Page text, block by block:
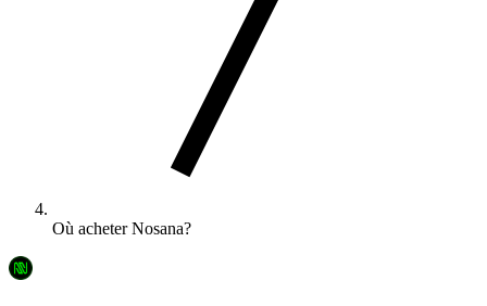
Où acheter Nosana?